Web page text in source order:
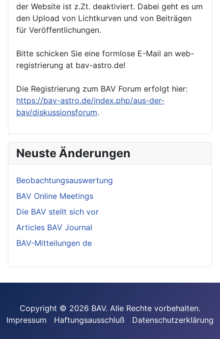
der Website ist z.Zt. deaktiviert. Dabei geht es um
den Upload von Lichtkurven und von Beiträgen
für Veröffentlichungen.
Bitte schicken Sie eine formlose E-Mail an web-
registrierung at bav-astro.de!
Die Registrierung zum BAV Forum erfolgt hier:
https://bav-astro.de/index.php/aus-der-
bav/diskussionsforum.
Neuste Änderungen
Beobachtungsauswertung
BAV Online Meetings
Die BAV stellt sich vor
Articles BAV Journal
BAV-Mitteilungen de
Copyright © 2026 BAV. Alle Rechte vorbehalten.
Impressum
Haftungsausschluß Datenschutzerklärung